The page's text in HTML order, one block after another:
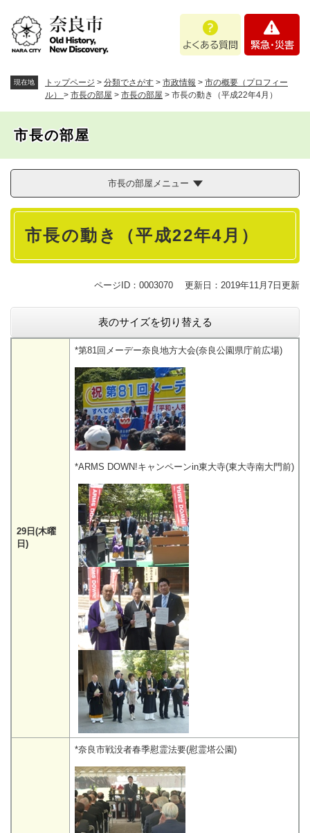
あ
問
・
現在地 トップページ > 分類でさがす > 市政情報 > 市の概要（プロフィー
ル） > 市長の部屋 > 市長の部屋 > 市長の動き（平成22年4月）
市長の部屋
市長の部屋メニュー
本
市長の動き（平成22年4月）
ページID：0003070 更新日：2019年11月7日更新
表のサイズを切り替える
29日(木曜
日)
*第81回メーデー奈良地方大会(奈良公園県庁前広場)
*ARMS DOWN!キャンペーンin東大寺(東大寺南大門前)
*奈良市戦没者春季慰霊法要(慰霊塔公園)